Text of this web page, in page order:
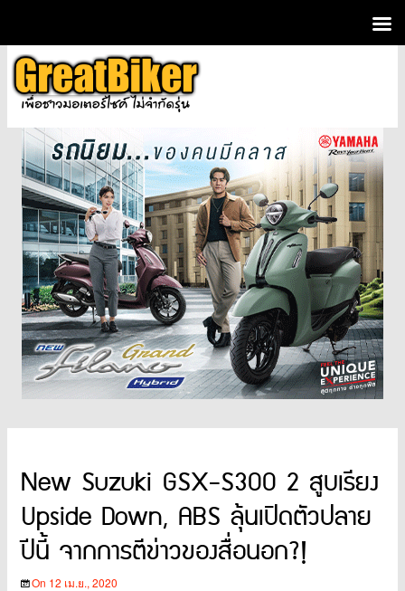
New Suzuki GSX-S300 2 สูบเรียง
Upside Down, ABS ลุ้นเปิดตัวปลาย
ปีนี้ จากการตีข่าวของสื่อนอก?!
On 12 เม.ย., 2020